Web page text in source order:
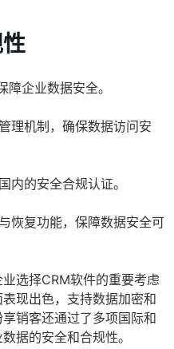
障企业数据安全。
理机制，确保数据访问安
内的安全合规认证。
恢复功能，保障数据安全可
选择CRM软件的重要考虑
现出色，支持数据加密和
销客还通过了多项国际和
据的安全和合规性。